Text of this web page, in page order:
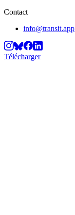
Contact
info@transit.app
Télécharger